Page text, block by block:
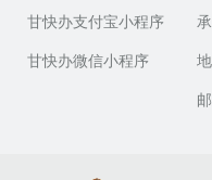
甘快办支付宝小程序
甘快办微信小程序